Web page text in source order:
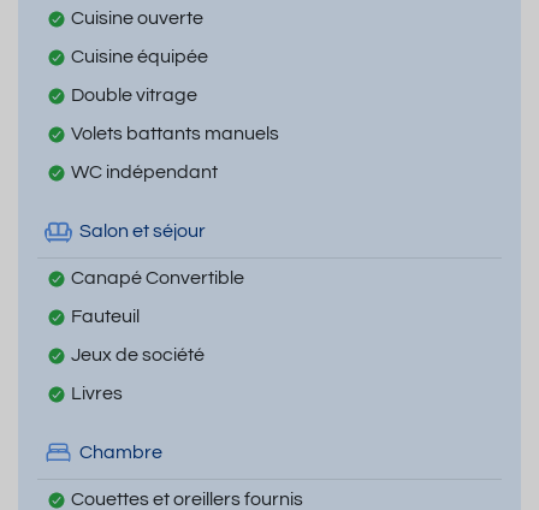
Cuisine ouverte
Cuisine équipée
Double vitrage
Volets battants manuels
WC indépendant
Salon et séjour
Canapé Convertible
Fauteuil
Jeux de société
Livres
Chambre
Couettes et oreillers fournis